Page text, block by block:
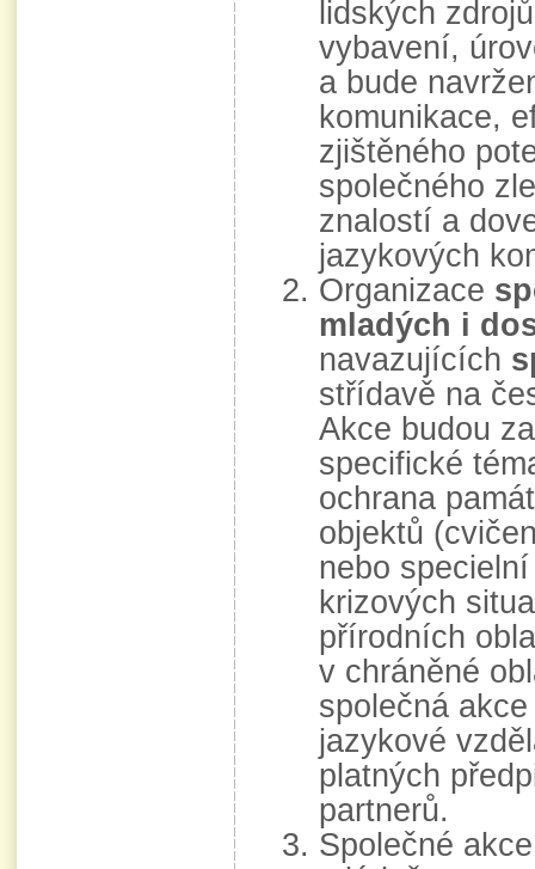
lidských
vybavení,
a bude
komunikace,
zjištěného
společného
znalostí a
jazykových
Organizace
mladých i
navazujících
střídavě na
Akce budou
specifické
ochrana
objektů
nebo
krizových
přírodních
v chráněné
společná
jazykové
platných
partnerů.
Společné